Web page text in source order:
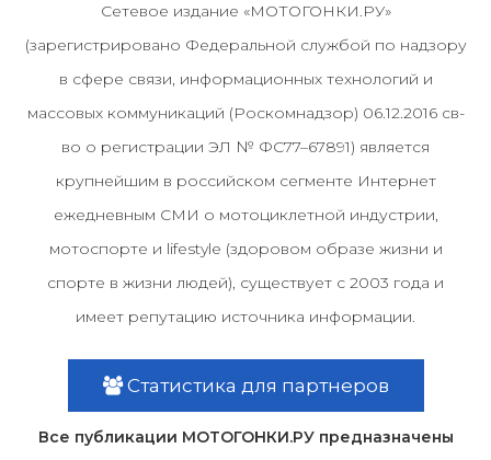
Сетевое издание «МОТОГОНКИ.РУ»
(зарегистрировано Федеральной службой по надзору
в сфере связи, информационных технологий и
массовых коммуникаций (Роскомнадзор) 06.12.2016 св-
во о регистрации ЭЛ № ФС77–67891) является
крупнейшим в российском сегменте Интернет
ежедневным СМИ о мотоциклетной индустрии,
мотоспорте и lifestyle (здоровом образе жизни и
спорте в жизни людей), существует с 2003 года и
имеет репутацию источника информации.
Статистика для партнеров
Все публикации МОТОГОНКИ.РУ предназначены